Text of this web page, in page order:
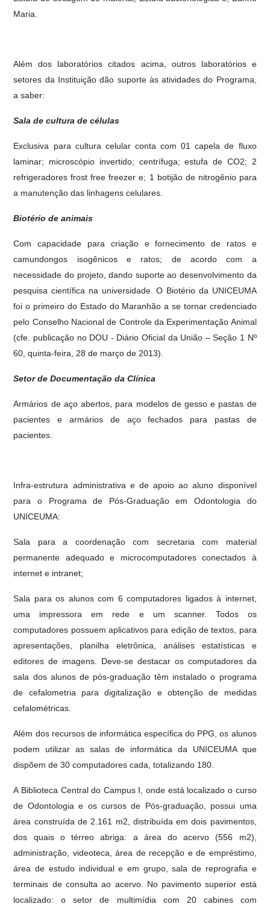
Maria.
Além dos laboratórios citados acima, outros laboratórios e
setores da Instituição dão suporte às atividades do Programa,
a saber:
Sala de cultura de células
Exclusiva para cultura celular conta com 01 capela de fluxo
laminar; microscópio invertido; centrífuga; estufa de CO2; 2
refrigeradores frost free freezer e; 1 botijão de nitrogênio para
a manutenção das linhagens celulares.
Biotério de animais
Com capacidade para criação e fornecimento de ratos e
camundongos isogênicos e ratos; de acordo com a
necessidade do projeto, dando suporte ao desenvolvimento da
pesquisa científica na universidade. O Biotério da UNICEUMA
foi o primeiro do Estado do Maranhão a se tornar credenciado
pelo Conselho Nacional de Controle da Experimentação Animal
(cfe. publicação no DOU - Diário Oficial da União – Seção 1 Nº
60, quinta-feira, 28 de março de 2013).
Setor de Documentação da Clínica
Armários de aço abertos, para modelos de gesso e pastas de
pacientes e armários de aço fechados para pastas de
pacientes.
Infra-estrutura administrativa e de apoio ao aluno disponível
para o Programa de Pós-Graduação em Odontologia do
UNICEUMA:
Sala para a coordenação com secretaria com material
permanente adequado e microcomputadores conectados à
internet e intranet;
Sala para os alunos com 6 computadores ligados à internet,
uma impressora em rede e um scanner. Todos os
computadores possuem aplicativos para edição de textos, para
apresentações, planilha eletrônica, análises estatísticas e
editores de imagens. Deve-se destacar os computadores da
sala dos alunos de pós-graduação têm instalado o programa
de cefalometria para digitalização e obtenção de medidas
cefalométricas.
Além dos recursos de informática específica do PPG, os alunos
podem utilizar as salas de informática da UNICEUMA que
dispõem de 30 computadores cada, totalizando 180.
A Biblioteca Central do Campus I, onde está localizado o curso
de Odontologia e os cursos de Pós-graduação, possui uma
área construída de 2.161 m2, distribuída em dois pavimentos,
dos quais o térreo abriga: a área do acervo (556 m2),
administração, videoteca, área de recepção e de empréstimo,
área de estudo individual e em grupo, sala de reprografia e
terminais de consulta ao acervo. No pavimento superior está
localizado: o setor de multimídia com 20 cabines com